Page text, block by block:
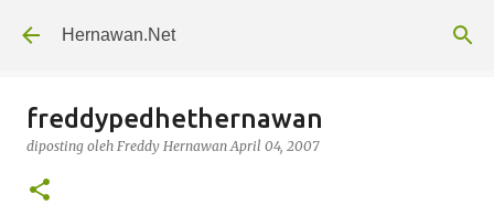
Langsung ke konten utama
Hernawan.Net
freddypedhethernawan
diposting oleh Freddy Hernawan April 04, 2007